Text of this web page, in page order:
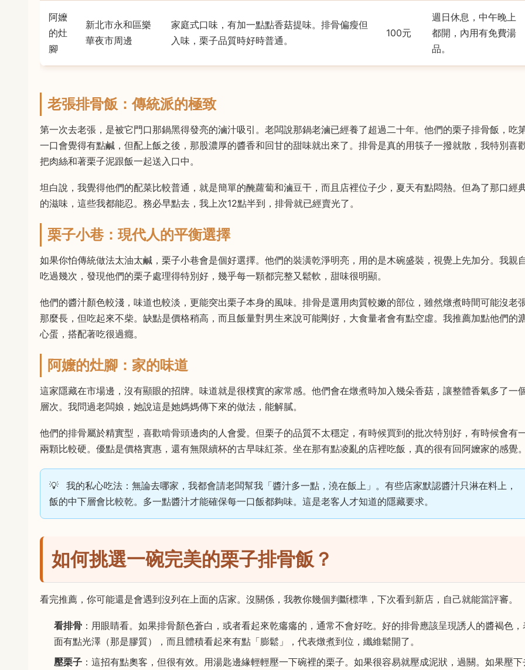
阿嬤
的灶
腳
新北市永和區樂
華夜市周邊
家庭式口味，有加一點點香菇提味。排骨偏瘦但
入味，栗子品質時好時普通。
100元
週日休息，中午晚上
都開，內用有免費湯
品。
老張排骨飯：傳統派的極致
第一次去老張，是被它門口那鍋黑得發亮的滷汁吸引。老闆說那鍋老滷已經養了超過二十年。他們的栗子排骨飯，吃
一口會覺得有點鹹，但配上飯之後，那股濃厚的醬香和回甘的甜味就出來了。排骨是真的用筷子一撥就散，我特別喜
把肉絲和著栗子泥跟飯一起送入口中。
坦白說，我覺得他們的配菜比較普通，就是簡單的醃蘿蔔和滷豆干，而且店裡位子少，夏天有點悶熱。但為了那口經
的滋味，這些我都能忍。務必早點去，我上次12點半到，排骨就已經賣光了。
栗子小巷：現代人的平衡選擇
如果你怕傳統做法太油太鹹，栗子小巷會是個好選擇。他們的裝潢乾淨明亮，用的是木碗盛裝，視覺上先加分。我親
吃過幾次，發現他們的栗子處理得特別好，幾乎每一顆都完整又鬆軟，甜味很明顯。
他們的醬汁顏色較淺，味道也較淡，更能突出栗子本身的風味。排骨是選用肉質較嫩的部位，雖然燉煮時間可能沒老
那麼長，但吃起來不柴。缺點是價格稍高，而且飯量對男生來說可能剛好，大食量者會有點空虛。我推薦加點他們的
心蛋，搭配著吃很過癮。
阿嬤的灶腳：家的味道
這家隱藏在市場邊，沒有顯眼的招牌。味道就是很樸實的家常感。他們會在燉煮時加入幾朵香菇，讓整體香氣多了一
層次。我問過老闆娘，她說這是她媽媽傳下來的做法，能解膩。
他們的排骨屬於精實型，喜歡啃骨頭邊肉的人會愛。但栗子的品質不太穩定，有時候買到的批次特別好，有時候會有
兩顆比較硬。優點是價格實惠，還有無限續杯的古早味紅茶。坐在那有點凌亂的店裡吃飯，真的很有回阿嬤家的感覺
我的私心吃法：無論去哪家，我都會請老闆幫我「醬汁多一點，澆在飯上」。有些店家默認醬汁只淋在料上，
飯的中下層會比較乾。多一點醬汁才能確保每一口飯都夠味。這是老客人才知道的隱藏要求。
如何挑選一碗完美的栗子排骨飯？
看完推薦，你可能還是會遇到沒列在上面的店家。沒關係，我教你幾個判斷標準，下次看到新店，自己就能當評審。
看排骨 ：用眼睛看。如果排骨顏色蒼白，或者看起來乾癟癟的，通常不會好吃。好的排骨應該呈現誘人的醬褐色，
面有點光澤（那是膠質），而且體積看起來有點「膨鬆」，代表燉煮到位，纖維鬆開了。
壓栗子 ：這招有點奧客，但很有效。用湯匙邊緣輕輕壓一下碗裡的栗子。如果很容易就壓成泥狀，過關。如果壓下